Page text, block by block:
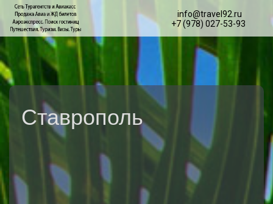
info@travel92.ru
+7 (978) 027-53-93
Ставрополь